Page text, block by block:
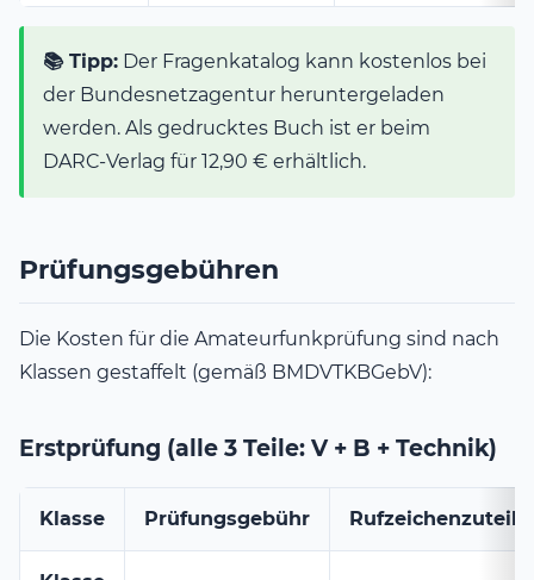
📚 Tipp: Der Fragenkatalog kann kostenlos bei
der Bundesnetzagentur heruntergeladen
werden. Als gedrucktes Buch ist er beim
DARC-Verlag für 12,90 € erhältlich.
Prüfungsgebühren
Die Kosten für die Amateurfunkprüfung sind nach
Klassen gestaffelt (gemäß BMDVTKBGebV):
Erstprüfung (alle 3 Teile: V + B + Technik)
Klasse Prüfungsgebühr